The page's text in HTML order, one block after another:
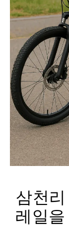
삼천
레일